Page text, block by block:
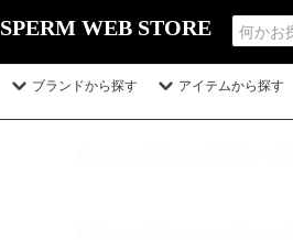
SPERM WEB STORE
ブランドから探す アイテムから探す